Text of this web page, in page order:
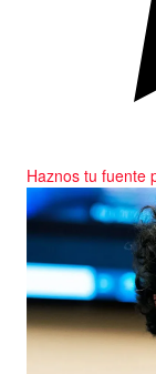
Haznos tu fuente